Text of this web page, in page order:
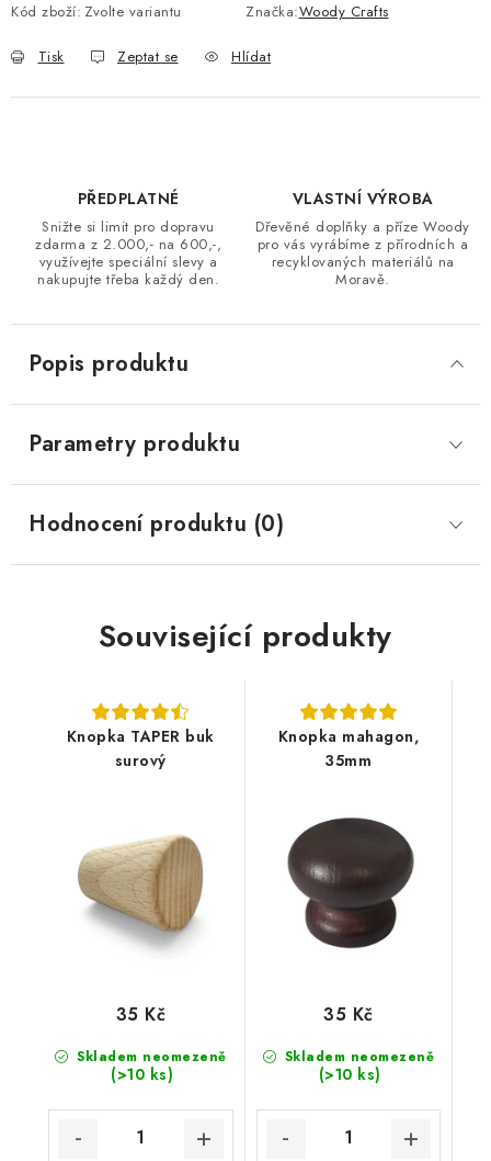
Kód zboží: Zvolte variantu Značka:Woody Crafts
Tisk Zeptat se Hlídat
PŘEDPLATNÉ
Snižte si limit pro dopravu
zdarma z 2.000,- na 600,-,
využívejte speciální slevy a
nakupujte třeba každý den.
VLASTNÍ VÝROBA
Dřevěné doplňky a příze Woody
pro vás vyrábíme z přírodních a
recyklovaných materiálů na
Moravě.
Popis produktu
Parametry produktu
Hodnocení produktu (0)
Související produkty
Knopka TAPER buk
surový
Skladem neomezeně
(>10 ks)
35 Kč
Knopka mahagon,
35mm
Skladem neomezeně
(>10 ks)
35 Kč